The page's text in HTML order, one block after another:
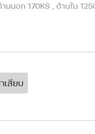
นนอก 170KS , ด้านใน
เสียบ